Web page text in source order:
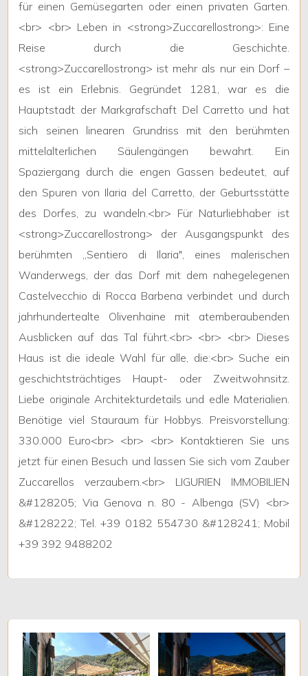
für einen Gemüsegarten oder einen privaten Garten.
<br> <br> Leben in <strong>Zuccarellostrong>: Eine
Reise
durch die Geschichte.
<strong>Zuccarellostrong> ist mehr als nur ein Dorf–
es
ist ein Erlebnis. Gegründet 1281, war es
die
Hauptstadt der Markgrafschaft Del Carretto und hat
sich
seinen linearen Grundriss mit den berühmten
mittelalterlichen
Säulengängen bewahrt. Ein
Spaziergang durch die engen Gassen bedeutet, auf
den Spuren von Ilaria del Carretto, der Geburtsstätte
des Dorfes, zu wandeln.<br> Für Naturliebhaber ist
<strong>Zuccarellostrong> der Ausgangspunkt
des
berühmten „Sentiero di Ilaria", eines
malerischen
Wanderwegs, der das Dorf mit dem nahegelegenen
Castelvecchio di Rocca Barbena verbindet und durch
jahrhundertealte
Olivenhaine mit
atemberaubenden
Ausblicken auf das Tal führt.<br> <br> <br> Dieses
Haus ist die ideale Wahl für alle, die:<br> Suche ein
geschichtsträchtiges Haupt- oder Zweitwohnsitz.
Liebe originale Architekturdetails und edle Materialien.
Benötige viel Stauraum für Hobbys. Preisvorstellung:
330.000 Euro<br> <br> <br> Kontaktieren Sie uns
jetzt für einen Besuch und lassen Sie sich vom Zauber
Zuccarellos
verzaubern.<br> LIGURIEN
IMMOBILIEN
&#128205; Via Genova n. 80 - Albenga (SV) <br>
&#128222;Tel. +39 0182 554730 &#128241; Mobil
+39 392 9488202
Multiple
Choice
Garten
Parkplatz/Garage
Balkon/Terrasse
Aufzug
Möbliert